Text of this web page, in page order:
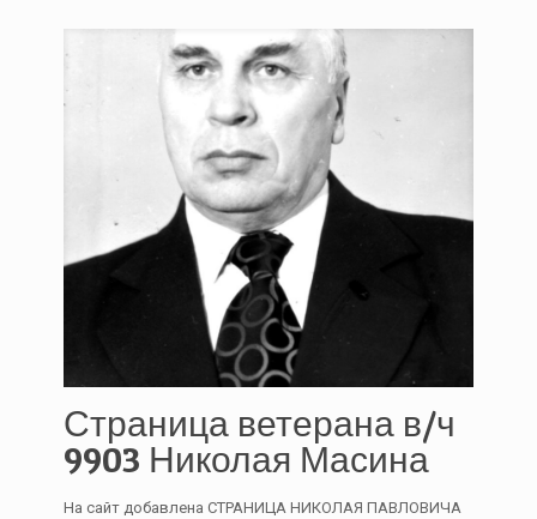
Страница ветерана в/ч
9903 Николая Масина
На сайт добавлена СТРАНИЦА НИКОЛАЯ ПАВЛОВИЧА